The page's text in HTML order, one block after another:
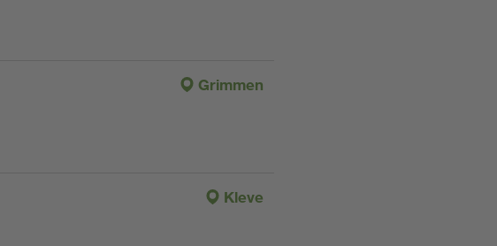
Grimmen
Kleve